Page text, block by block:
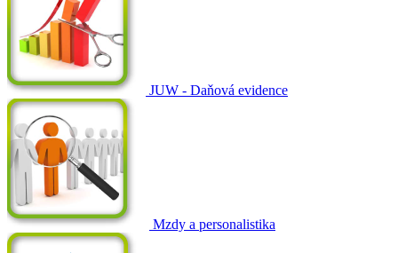
JUW - Daňová evidence
Mzdy a personalistika